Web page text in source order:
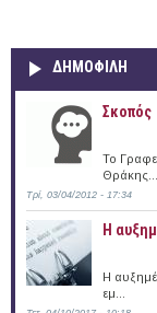
ΔΗΜΟΦΙΛΗ
Σκοπός
Το
Θράκης...
Τρί, 03/04/2012 - 17:34
Η
Η
εμ...